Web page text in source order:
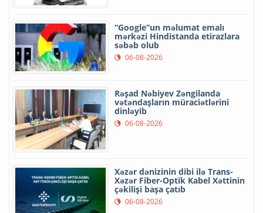
“Google”un məlumat emalı
mərkəzi Hindistanda etirazlara
səbəb olub
06-08-2026
Rəşad Nəbiyev Zəngilanda
vətəndaşların müraciətlərini
dinləyib
06-08-2026
Xəzər dənizinin dibi ilə Trans-
Xəzər Fiber-Optik Kabel Xəttinin
çəkilişi başa çatıb
06-08-2026